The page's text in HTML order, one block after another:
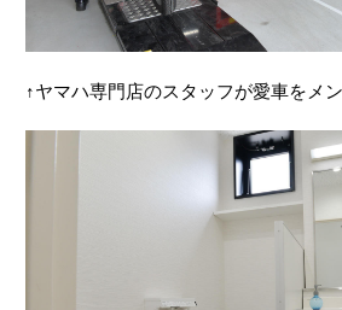
↑ヤマハ専門店のスタッフが愛車をメ